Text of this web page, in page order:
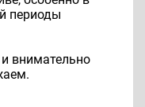
периоды
внимательно